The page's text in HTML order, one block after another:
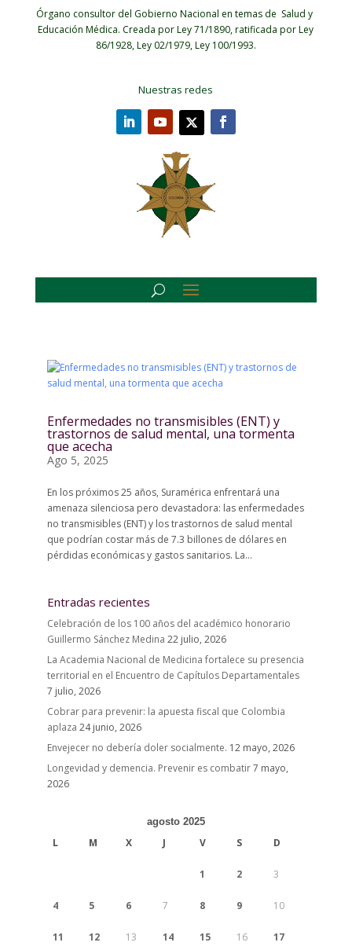
Órgano consultor del Gobierno Nacional en temas de Salud y
Educación Médica. Creada por Ley 71/1890, ratificada por Ley
86/1928, Ley 02/1979, Ley 100/1993.
Nuestras redes
Enfermedades no transmisibles (ENT) y
trastornos de salud mental, una tormenta
que acecha
Ago 5, 2025
En los próximos 25 años, Suramérica enfrentará una
amenaza silenciosa pero devastadora: las enfermedades
no transmisibles (ENT) y los trastornos de salud mental
que podrían costar más de 7.3 billones de dólares en
pérdidas económicas y gastos sanitarios. La...
Entradas recientes
Celebración de los 100 años del académico honorario
Guillermo Sánchez Medina 22 julio, 2026
La Academia Nacional de Medicina fortalece su presencia
territorial en el Encuentro de Capítulos Departamentales
7 julio, 2026
Cobrar para prevenir: la apuesta fiscal que Colombia
aplaza 24 junio, 2026
Envejecer no debería doler socialmente. 12 mayo, 2026
Longevidad y demencia. Prevenir es combatir7 mayo,
2026
agosto 2025
L M X J V S D
1 2 3
4 5 6 7 8 9 10
11 12 13 14 15 16 17